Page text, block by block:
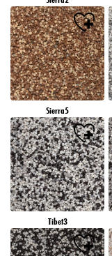
Sierra5
Tibet3